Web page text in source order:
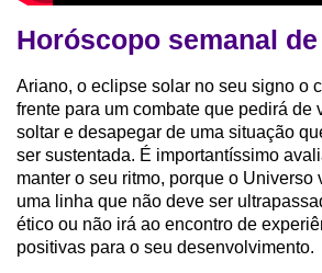
Horóscopo semanal
Ariano, o eclipse solar no seu signo o
frente para um combate que pedirá de
soltar e desapegar de uma situação
ser sustentada. É importantíssimo
manter o seu ritmo, porque o Universo
uma linha que não deve ser
ético ou não irá ao encontro de
positivas para o seu desenvolvimento.